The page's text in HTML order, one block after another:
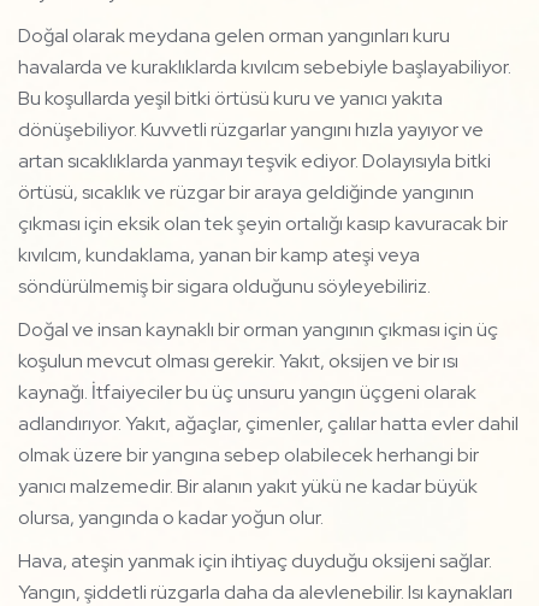
Doğal olarak meydana gelen orman yangınları kuru
havalarda ve kuraklıklarda kıvılcım sebebiyle başlayabiliyor.
Bu koşullarda yeşil bitki örtüsü kuru ve yanıcı yakıta
dönüşebiliyor. Kuvvetli rüzgarlar yangını hızla yayıyor ve
artan sıcaklıklarda yanmayı teşvik ediyor. Dolayısıyla bitki
örtüsü, sıcaklık ve rüzgar bir araya geldiğinde yangının
çıkması için eksik olan tek şeyin ortalığı kasıp kavuracak bir
kıvılcım, kundaklama, yanan bir kamp ateşi veya
söndürülmemiş bir sigara olduğunu söyleyebiliriz.
Doğal ve insan kaynaklı bir orman yangının çıkması için üç
koşulun mevcut olması gerekir. Yakıt, oksijen ve bir ısı
kaynağı. İtfaiyeciler bu üç unsuru yangın üçgeni olarak
adlandırıyor. Yakıt, ağaçlar, çimenler, çalılar hatta evler dahil
olmak üzere bir yangına sebep olabilecek herhangi bir
yanıcı malzemedir. Bir alanın yakıt yükü ne kadar büyük
olursa, yangında o kadar yoğun olur.
Hava, ateşin yanmak için ihtiyaç duyduğu oksijeni sağlar.
Yangın, şiddetli rüzgarla daha da alevlenebilir. Isı kaynakları